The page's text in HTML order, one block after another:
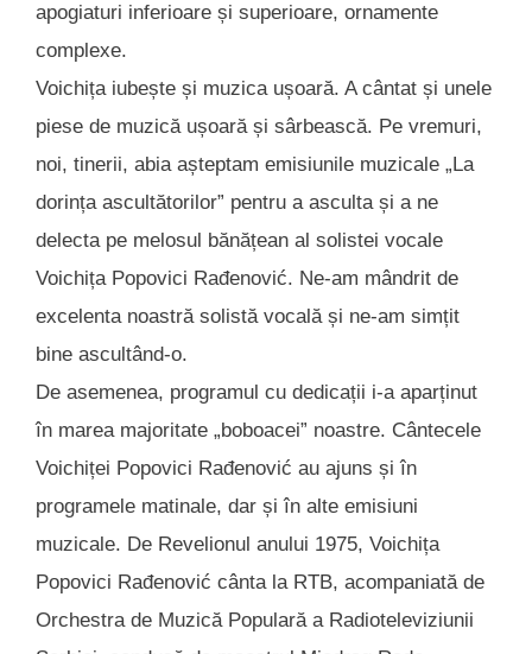
apogiaturi inferioare și superioare, ornamente
complexe.
Voichița iubește și muzica ușoară. A cântat și unele
piese de muzică ușoară și sârbească. Pe vremuri,
noi, tinerii, abia așteptam emisiunile muzicale „La
dorința ascultătorilor” pentru a asculta și a ne
delecta pe melosul bănățean al solistei vocale
Voichița Popovici Rađenović. Ne-am mândrit de
excelenta noastră solistă vocală și ne-am simțit
bine ascultând-o.
De asemenea, programul cu dedicații i-a aparținut
în marea majoritate „boboacei” noastre. Cântecele
Voichiței Popovici Rađenović au ajuns și în
programele matinale, dar și în alte emisiuni
muzicale. De Revelionul anului 1975, Voichița
Popovici Rađenović cânta la RTB, acompaniată de
Orchestra de Muzică Populară a Radioteleviziunii